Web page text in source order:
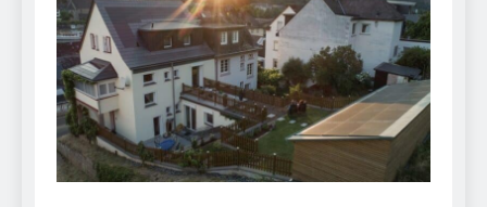
Beinahekollision an
Bahnübergang in Aubing
/ Bundespolizei ermittelt
wegen gefährlichen
Eingriffs in den
Bahnverkehr
5. August 2026